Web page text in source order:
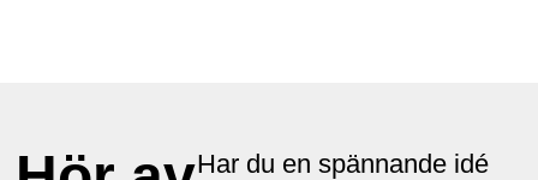
Har du en spännande idé